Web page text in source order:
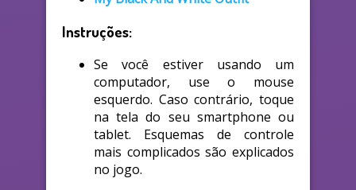
Instruções:
Se você estiver usando um
computador, use o mouse
esquerdo. Caso contrário, toque
na tela do seu smartphone ou
tablet. Esquemas de controle
mais complicados são explicados
no jogo.